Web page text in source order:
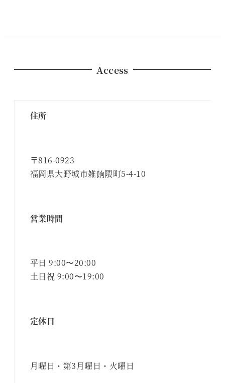
Access
住所
〒816-0923
福岡県大野城市雑餉隈町5-4-10
営業時間
平日 9:00〜20:00
土日祝 9:00〜19:00
定休日
月曜日・第3月曜日・火曜日